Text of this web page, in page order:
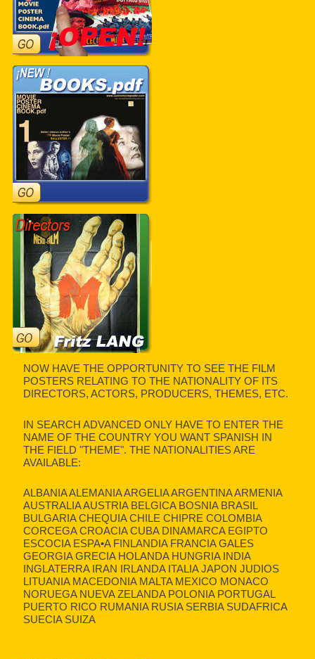
NOW HAVE THE OPPORTUNITY TO SEE THE FILM
POSTERS RELATING TO THE NATIONALITY OF ITS
DIRECTORS, ACTORS, PRODUCERS, THEMES, ETC.
IN SEARCH ADVANCED ONLY HAVE TO ENTER THE
NAME OF THE COUNTRY YOU WANT SPANISH IN
THE FIELD "THEME". THE NATIONALITIES ARE
AVAILABLE:
ALBANIA ALEMANIA ARGELIA ARGENTINA ARMENIA
AUSTRALIA AUSTRIA BELGICA BOSNIA BRASIL
BULGARIA CHEQUIA CHILE CHIPRE COLOMBIA
CORCEGA CROACIA CUBA DINAMARCA EGIPTO
ESCOCIA ESPA•A FINLANDIA FRANCIA GALES
GEORGIA GRECIA HOLANDA HUNGRIA INDIA
INGLATERRA IRAN IRLANDA ITALIA JAPON JUDIOS
LITUANIA MACEDONIA MALTA MEXICO MONACO
NORUEGA NUEVA ZELANDA POLONIA PORTUGAL
PUERTO RICO RUMANIA RUSIA SERBIA SUDAFRICA
SUECIA SUIZA